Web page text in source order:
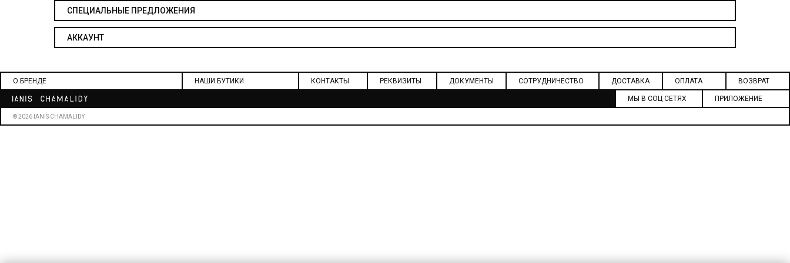
СПЕЦИАЛЬНЫЕ ПРЕДЛОЖЕНИЯ
АККАУНТ
© 2026 IANIS CHAMALIDY
МЫ В СОЦ СЕТЯХ ПРИЛОЖЕНИЕ
О БРЕНДЕ НАШИ БУТИКИ КОНТАКТЫ РЕКВИЗИТЫ ДОКУМЕНТЫ СОТРУДНИЧЕСТВО ДОСТАВКА ОПЛАТА ВОЗВРАТ